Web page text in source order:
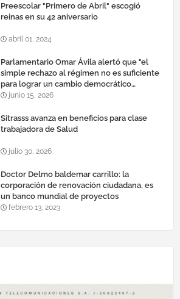
Preescolar "Primero de Abril" escogió
reinas en su 42 aniversario
abril 01, 2024
Parlamentario Omar Ávila alertó que "el
simple rechazo al régimen no es suficiente
para lograr un cambio democrático
efectivo"
junio 15, 2026
Sitrasss avanza en beneficios para clase
trabajadora de Salud
julio 30, 2026
Doctor Delmo baldemar carrillo: la
corporación de renovación ciudadana, es
un banco mundial de proyectos
febrero 13, 2023